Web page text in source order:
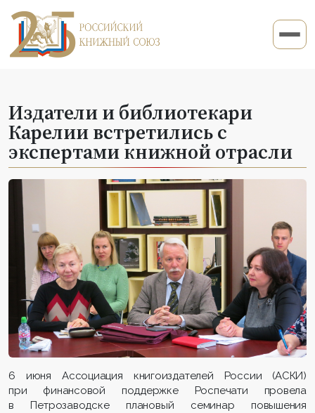
Издатели и библиотекари
Карелии встретились с
экспертами книжной отрасли
6 июня Ассоциация книгоиздателей России (АСКИ)
при финансовой поддержке Роспечати провела
в Петрозаводске плановый семинар повышения